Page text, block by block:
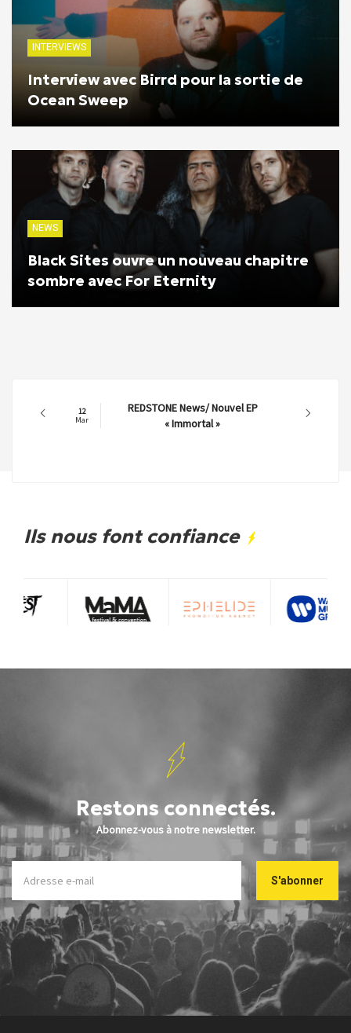
INTERVIEWS
Interview avec Birrd pour la sortie de
Ocean Sweep
NEWS
Black Sites ouvre un nouveau chapitre
sombre avec For Eternity
12
Mar
REDSTONE News/ Nouvel EP
« Immortal »
Ils nous font confiance
Restons connectés.
Abonnez-vous à notre newsletter.